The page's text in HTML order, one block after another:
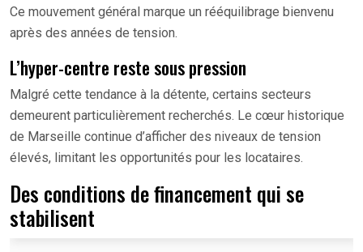
Ce mouvement général marque un rééquilibrage bienvenu
après des années de tension.
L’hyper-centre reste sous pression
Malgré cette tendance à la détente, certains secteurs
demeurent particulièrement recherchés. Le cœur historique
de Marseille continue d’afficher des niveaux de tension
élevés, limitant les opportunités pour les locataires.
Des conditions de financement qui se
stabilisent